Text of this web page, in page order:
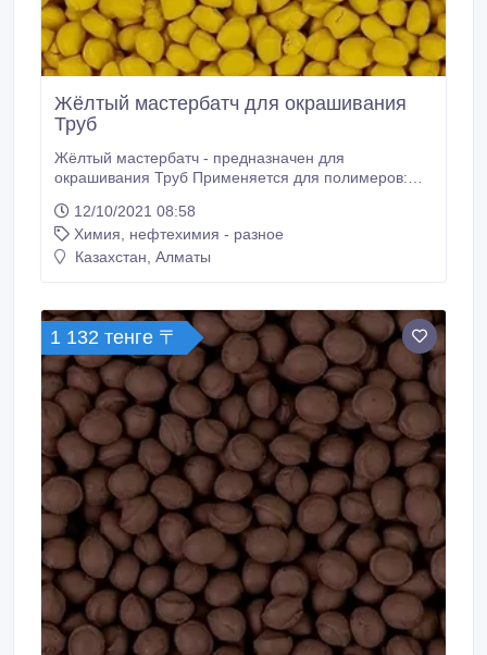
Жёлтый мастербатч для окрашивания
Труб
Жёлтый мастербатч - предназначен для
окрашивания Труб Применяется для полимеров:
Цветные суперконцентраты категории «эксперт»
превосходно распределяются в полимере,
обладают высокой яркостью и плотной
излучению и атмосферным воздействиям.
12/10/2021 08:58
Химия, нефтехимия - разное
Казахстан, Алматы
1 132 тенге 〒